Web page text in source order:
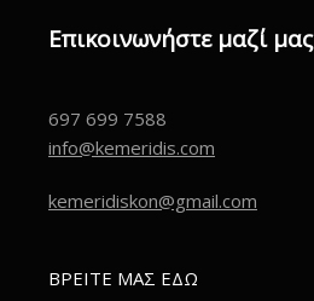
Επικοινωνήστε μαζί μας
697 699 7588
info@kemeridis.com
kemeridiskon@gmail.com
ΒΡΕΙΤΕ ΜΑΣ ΕΔΩ